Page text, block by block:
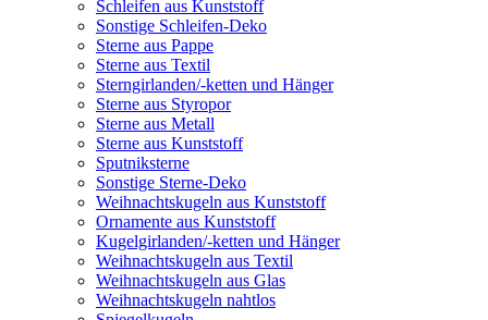
Schleifen aus Kunststoff
Sonstige Schleifen-Deko
Sterne aus Pappe
Sterne aus Textil
Sterngirlanden/-ketten und Hänger
Sterne aus Styropor
Sterne aus Metall
Sterne aus Kunststoff
Sputniksterne
Sonstige Sterne-Deko
Weihnachtskugeln aus Kunststoff
Ornamente aus Kunststoff
Kugelgirlanden/-ketten und Hänger
Weihnachtskugeln aus Textil
Weihnachtskugeln aus Glas
Weihnachtskugeln nahtlos